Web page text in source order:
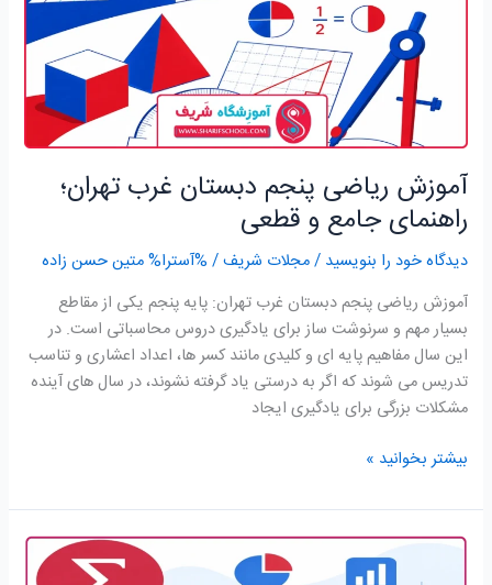
آموزش ریاضی پنجم دبستان غرب تهران؛
راهنمای جامع و قطعی
دیدگاه‌ خود را بنویسید /مجلات شریف/ %آسترا%متین حسن زاده
آموزش ریاضی پنجم دبستان غرب تهران: پایه پنجم یکی از مقاطع
بسیار مهم و سرنوشت ساز برای یادگیری دروس محاسباتی است. در
این سال مفاهیم پایه ای و کلیدی مانند کسر ها، اعداد اعشاری و تناسب
تدریس می شوند که اگر به درستی یاد گرفته نشوند، در سال های آینده
مشکلات بزرگی برای یادگیری ایجاد
راهنمای
قطعی
بیشتر بخوانید »
آموزش